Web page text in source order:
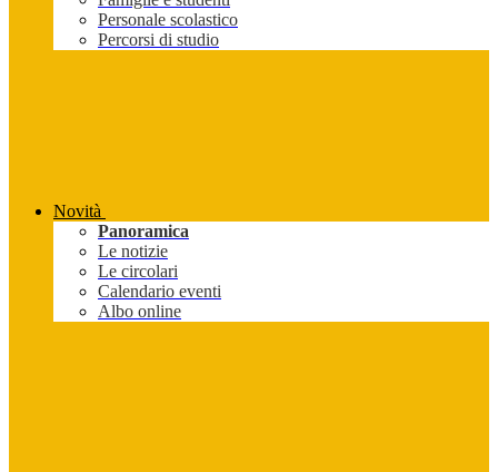
Personale scolastico
Percorsi di studio
Novità
Panoramica
Le notizie
Le circolari
Calendario eventi
Albo online